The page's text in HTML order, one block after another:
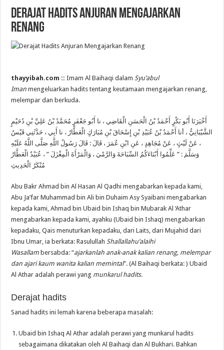
Derajat Hadits Anjuran Mengajarkan
Renang
thayyibah.com ::Imam Al Baihaqi dalam Syu’abul
Iman mengeluarkan hadits tentang keutamaan mengajarkan renang,
melempar dan berkuda.
أَخْبَرَنَا أَبُو بَكْرٍ أَحْمَدُ بْنُ الْحَسَنِ الْقَاضِي ، نا أَبُو جَعْفَرٍ مُحَمَّدُ بْنُ عَلِيِّ بْنِ دُحَيْمٍ
الشَّيْبَانِيُّ ، أنا أَحْمَدُ بْنُ عُبَيْدِ بْنِ إِسْحَاقَ بْنِ مُبَارَكٍ الْعَطَّارُ ، نا أَبِي ، حَدَّثَنِي قَيْسٌ
، عَنْ لَيْثٍ ، عَنْ مُجَاهِدٍ ، عَنِ ابْنِ عُمَرَ ، قَالَ : قَالَ رَسُولُ اللَّهِ صَلَّى اللَّهُ عَلَيْهِ
وَسَلَّمَ : ” عَلِّمُوا أَبْنَاءَكُمُ السِّبَاحَةَ وَالرَّمْيَ ، وَالْمَرْأَةَ الْمِغْزَلَ ” ، عُبَيْدٌ الْعَطَّارُ
مُنْكَرُ الْحَدِيثِ
Abu Bakr Ahmad bin Al Hasan Al Qadhi mengabarkan kepada kami,
Abu Ja’far Muhammad bin Ali bin Duhaim Asy Syaibani mengabarkan
kepada kami, Ahmad bin Ubaid bin Ishaq bin Mubarak Al ‘Athar
mengabarkan kepada kami, ayahku (Ubaid bin Ishaq) mengabarkan
kepadaku, Qais menuturkan kepadaku, dari Laits, dari Mujahid dari
Ibnu Umar, ia berkata: Rasulullah Shallallahu’alaihi
Wasallam bersabda: “ajarkanlah anak-anak kalian renang, melempar
dan ajari kaum wanita kalian memintal”. (Al Baihaqi berkata: ) Ubaid
Al Athar adalah perawi yang munkarul hadits.
Derajat hadits
Sanad hadits ini lemah karena beberapa masalah:
Ubaid bin Ishaq Al Athar adalah perawi yang munkarul hadits
sebagaimana dikatakan oleh Al Baihaqi dan Al Bukhari. Bahkan